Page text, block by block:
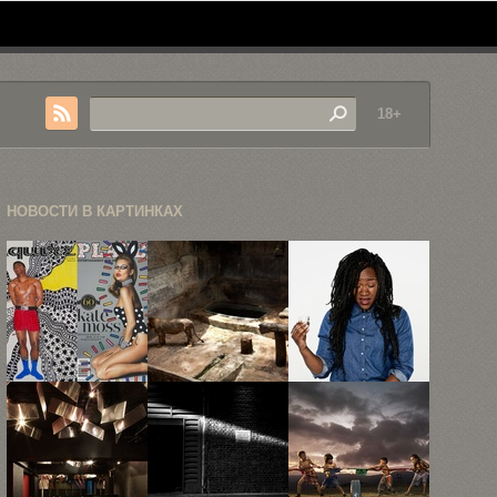
18+
НОВОСТИ В КАРТИНКАХ
Иллюстрации
на обложках
модных
журналов
15 снимков
животных,
заключённых
в ...
14 портретов
людей сразу
после ...